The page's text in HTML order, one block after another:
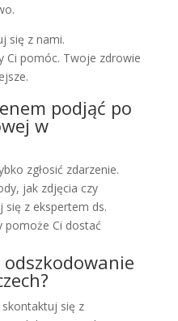
się z nami.
Ci pomóc. Twoje zdrowie
podjąć po
w
zgłosić zdarzenie.
jak zdjęcia czy
z ekspertem ds.
pomoże Ci dostać
odszkodowanie
się z